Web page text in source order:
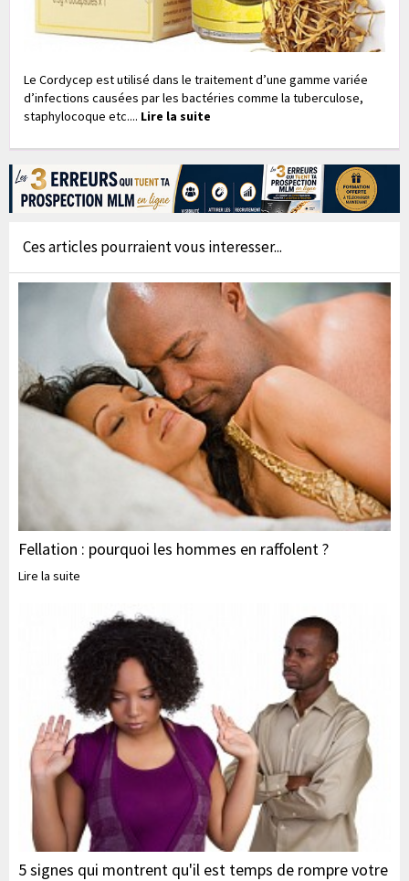
Le Cordycep est utilisé dans le traitement d’une gamme variée
d’infections causées par les bactéries comme la tuberculose,
staphylocoque etc.... Lire la suite
Ces articles pourraient vous interesser...
Fellation : pourquoi les hommes en raffolent ?
Lire la suite
5 signes qui montrent qu'il est temps de rompre votre